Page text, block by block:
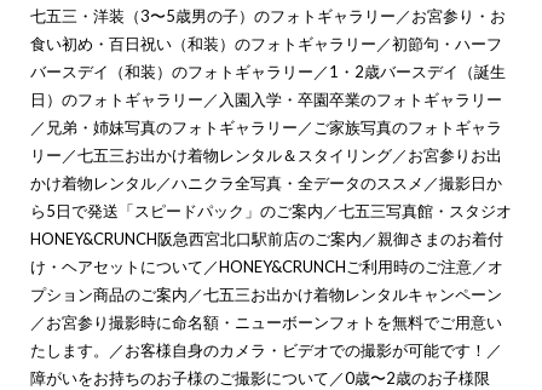
七五三・洋装（3〜5歳男の子）のフォトギャラリー／お宮参り・お
食い初め・百日祝い（和装）のフォトギャラリー／初節句・ハーフ
バースデイ（和装）のフォトギャラリー／1・2歳バースデイ（誕生
日）のフォトギャラリー／ 入園入学・卒園卒業のフォトギャラリー
／ 兄弟・姉妹写真のフォトギャラリー／ご家族写真のフォトギャラ
リー／七五三お出かけ着物レンタル＆スタイリング／お宮参りお出
かけ着物レンタル／ハニクラ全写真・全データのススメ ／撮影日か
ら5日で発送「スピードパック」のご案内／七五三写真館・スタジオ
HONEY&CRUNCH阪急西宮北口駅前店のご案内／親御さまのお着付
け・ヘアセットについて／HONEY&CRUNCHご利用時のご注意／オ
プション商品のご案内／七五三お出かけ着物レンタルキャンペーン
／お宮参り撮影時に命名額・ニューボーンフォトを無料でご用意い
たします。
／お客様自身のカメラ・ビデオでの撮影が可能です！ ／
障がいをお持ちのお子様のご撮影について／0歳〜2歳のお子様限